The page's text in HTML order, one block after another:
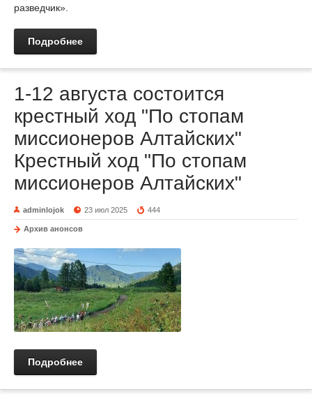
разведчик».
Подробнее
1-12 августа состоится
крестный ход "По стопам
миссионеров Алтайских"
Крестный ход "По стопам
миссионеров Алтайских"
adminlojok 23 июл 2025 444
Архив анонсов
Подробнее